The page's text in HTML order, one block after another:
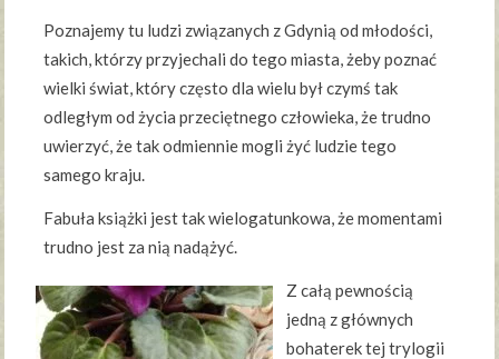
Poznajemy tu ludzi związanych z Gdynią od młodości,
takich, którzy przyjechali do tego miasta, żeby poznać
wielki świat, który często dla wielu był czymś tak
odległym od życia przeciętnego człowieka, że trudno
uwierzyć, że tak odmiennie mogli żyć ludzie tego
samego kraju.
Fabuła książki jest tak wielogatunkowa, że momentami
trudno jest za nią nadążyć.
Z całą pewnością
jedną z głównych
bohaterek tej trylogii